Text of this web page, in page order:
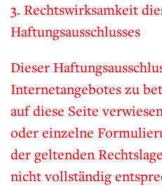
3. Rechtswirksamkeit
Haftungsausschlusses
Dieser
Internetangebotes zu
auf diese Seite
oder einzelne
der geltenden
nicht vollständig